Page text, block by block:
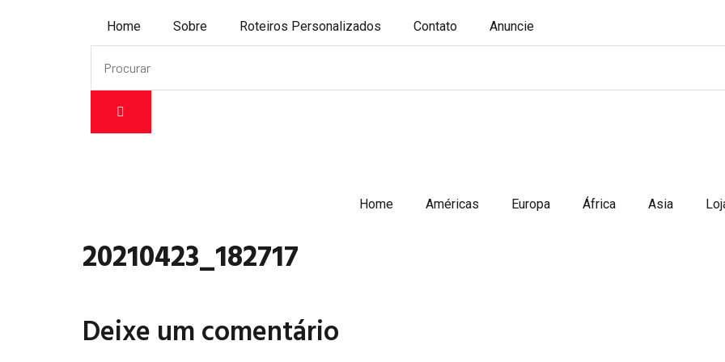
Home Sobre Roteiros Personalizados Contato Anuncie
Home Américas Europa África Asia
20210423_182717
Deixe um comentário